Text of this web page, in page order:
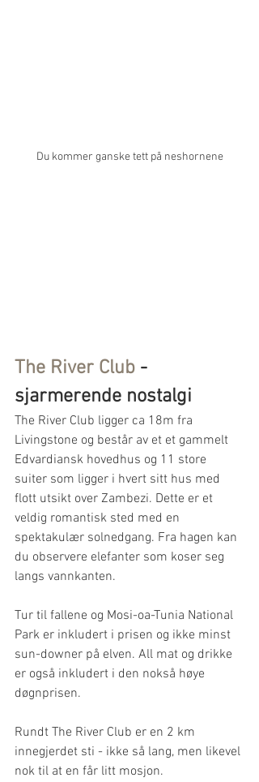
Du kommer ganske tett på neshornene
The River Club -
sjarmerende nostalgi
The River Club ligger ca 18m fra
Livingstone og består av et et gammelt
Edvardiansk hovedhus og 11 store
suiter som ligger i hvert sitt hus med
flott utsikt over Zambezi. Dette er et
veldig romantisk sted med en
spektakulær solnedgang. Fra hagen kan
du observere elefanter som koser seg
langs vannkanten.
Tur til fallene og Mosi-oa-Tunia National
Park er inkludert i prisen og ikke minst
sun-downer på elven. All mat og drikke
er også inkludert i den nokså høye
døgnprisen.
Rundt The River Club er en 2 km
innegjerdet sti - ikke så lang, men likevel
nok til at en får litt mosjon.